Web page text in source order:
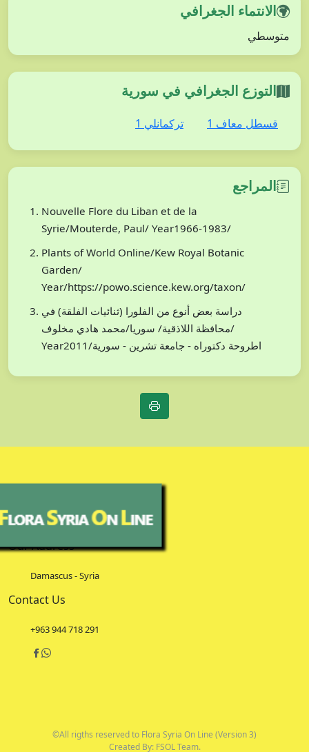
الانتماء الجغرافي
متوسطي
التوزع الجغرافي في سورية
قسطل معاف 1 تركمانلي 1
المراجع
Nouvelle Flore du Liban et de la
Syrie/Mouterde, Paul/ Year1966-1983/
Plants of World Online/Kew Royal Botanic
Garden/
Year/https://powo.science.kew.org/taxon/
دراسة بعض أنوع من الفلورا (ثنائيات الفلقة) في
محافظة اللاذقية/ سوريا/محمد هادي مخلوف/
Year2011/اطروحة دكتوراه - جامعة تشرين - سورية
Our Address
Damascus - Syria
Contact Us
+963 944 718 291
©All rigths reserved to Flora Syria On Line (Version 3)
Created By: FSOL Team.